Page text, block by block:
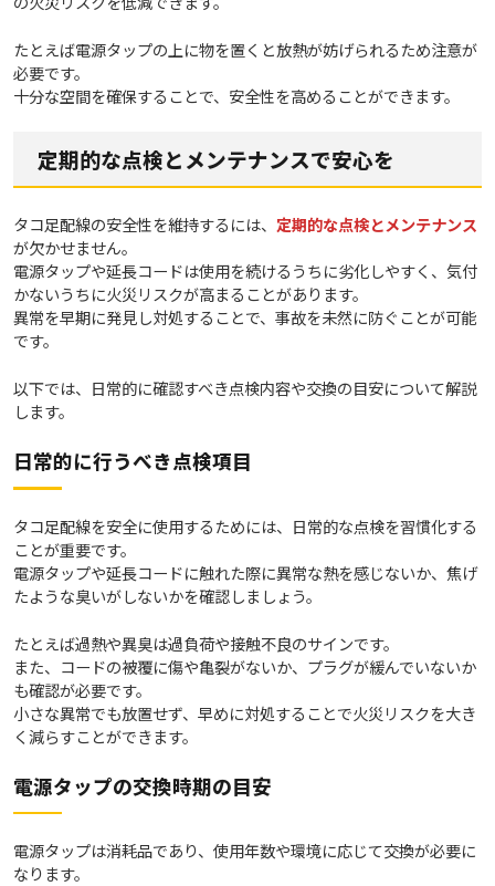
たとえば電源タップの上に物を置くと放熱が妨げられるため注意が
必要です。
十分な空間を確保することで、安全性を高めることができます。
定期的な点検とメンテナンスで安心を
タコ足配線の安全性を維持するには、 定期的な点検とメンテナンス
が欠かせません。
電源タップや延長コードは使用を続けるうちに劣化しやすく、気付
かないうちに火災リスクが高まることがあります。
異常を早期に発見し対処することで、事故を未然に防ぐことが可能
です。
以下では、日常的に確認すべき点検内容や交換の目安について解説
します。
日常的に行うべき点検項目
タコ足配線を安全に使用するためには、日常的な点検を習慣化する
ことが重要です。
電源タップや延長コードに触れた際に異常な熱を感じないか、焦げ
たような臭いがしないかを確認しましょう。
たとえば過熱や異臭は過負荷や接触不良のサインです。
また、コードの被覆に傷や亀裂がないか、プラグが緩んでいないか
も確認が必要です。
小さな異常でも放置せず、早めに対処することで火災リスクを大き
く減らすことができます。
電源タップの交換時期の目安
電源タップは消耗品であり、使用年数や環境に応じて交換が必要に
なります。